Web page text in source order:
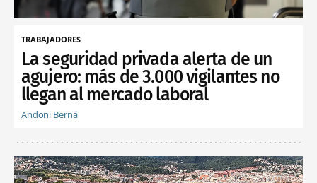
TRABAJADORES
La seguridad privada alerta de un
agujero: más de 3.000 vigilantes no
llegan al mercado laboral
Andoni Berná